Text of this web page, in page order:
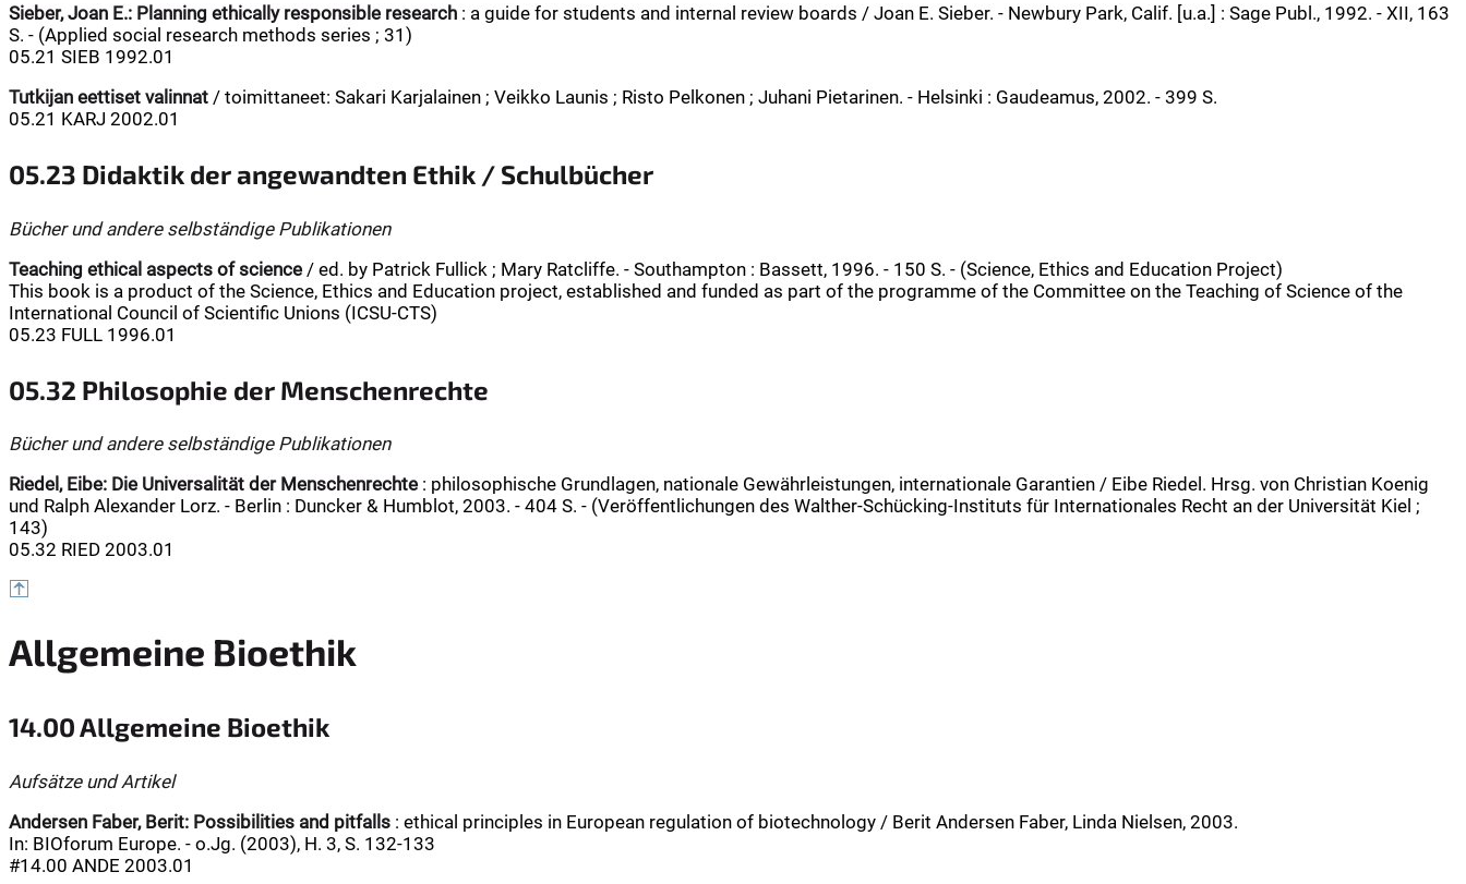
Sieber, Joan E.: Planning ethically responsible research : a guide for students and internal review boards / Joan E. Sieber. - Newbury Park, Calif. [u.a.] : Sage Publ., 1992. - XII, 163
S. - (Applied social research methods series ; 31)
05.21 SIEB 1992.01
Tutkijan eettiset valinnat / toimittaneet: Sakari Karjalainen ; Veikko Launis ; Risto Pelkonen ; Juhani Pietarinen. - Helsinki : Gaudeamus, 2002. - 399 S.
05.21 KARJ 2002.01
05.23 Didaktik der angewandten Ethik / Schulbücher
Bücher und andere selbständige Publikationen
Teaching ethical aspects of science / ed. by Patrick Fullick ; Mary Ratcliffe. - Southampton : Bassett, 1996. - 150 S. - (Science, Ethics and Education Project)
This book is a product of the Science, Ethics and Education project, established and funded as part of the programme of the Committee on the Teaching of Science of the
International Council of Scientific Unions (ICSU-CTS)
05.23 FULL 1996.01
05.32 Philosophie der Menschenrechte
Bücher und andere selbständige Publikationen
Riedel, Eibe: Die Universalität der Menschenrechte : philosophische Grundlagen, nationale Gewährleistungen, internationale Garantien / Eibe Riedel. Hrsg. von Christian Koenig
und Ralph Alexander Lorz. - Berlin : Duncker & Humblot, 2003. - 404 S. - (Veröffentlichungen des Walther-Schücking-Instituts für Internationales Recht an der Universität Kiel ;
143)
05.32 RIED 2003.01
Allgemeine Bioethik
14.00 Allgemeine Bioethik
Aufsätze und Artikel
Andersen Faber, Berit: Possibilities and pitfalls : ethical principles in European regulation of biotechnology / Berit Andersen Faber, Linda Nielsen, 2003.
In: BIOforum Europe. - o.Jg. (2003), H. 3, S. 132-133
#14.00 ANDE 2003.01